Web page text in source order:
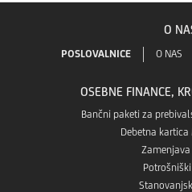
v
v
O
POSLOVALNICE O NAS
OSEBNE FINANCE,
Bančni paketi za
Debetna kartica
Zamenjava